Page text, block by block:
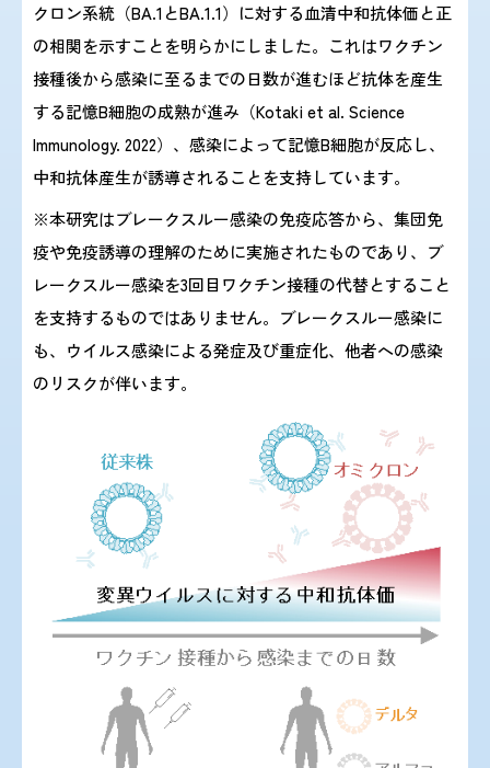
クロン系統（BA.1とBA.1.1）に対する血清中和抗体価と正
の相関を示すことを明らかにしました。これはワクチン
接種後から感染に至るまでの日数が進むほど抗体を産生
する記憶B細胞の成熟が進み（Kotaki et al. Science
Immunology. 2022）、感染によって記憶B細胞が反応し、
中和抗体産生が誘導されることを支持しています。
※本研究はブレークスルー感染の免疫応答から、集団免
疫や免疫誘導の理解のために実施されたものであり、ブ
レークスルー感染を3回目ワクチン接種の代替とすること
を支持するものではありません。ブレークスルー感染に
も、ウイルス感染による発症及び重症化、他者への感染
のリスクが伴います。